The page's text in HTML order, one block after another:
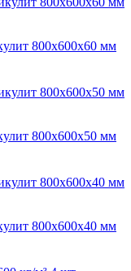
800x600x60 мм
800x600x50 мм
800x600x40 мм